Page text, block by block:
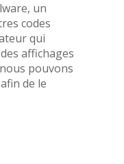
un
codes
qui
affichages
pouvons
de le